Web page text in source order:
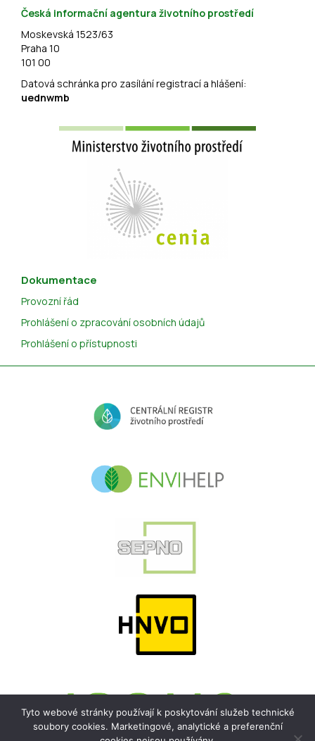
Česká informační agentura životního prostředí
Moskevská 1523/63
Praha 10
101 00
Datová schránka pro zasílání registrací a hlášení:
uednwmb
Dokumentace
Provozní řád
Prohlášení o zpracování osobních údajů
Prohlášení o přístupnosti
Tyto webové stránky používají k poskytování služeb technické
soubory cookies. Marketingové, analytické a preferenční